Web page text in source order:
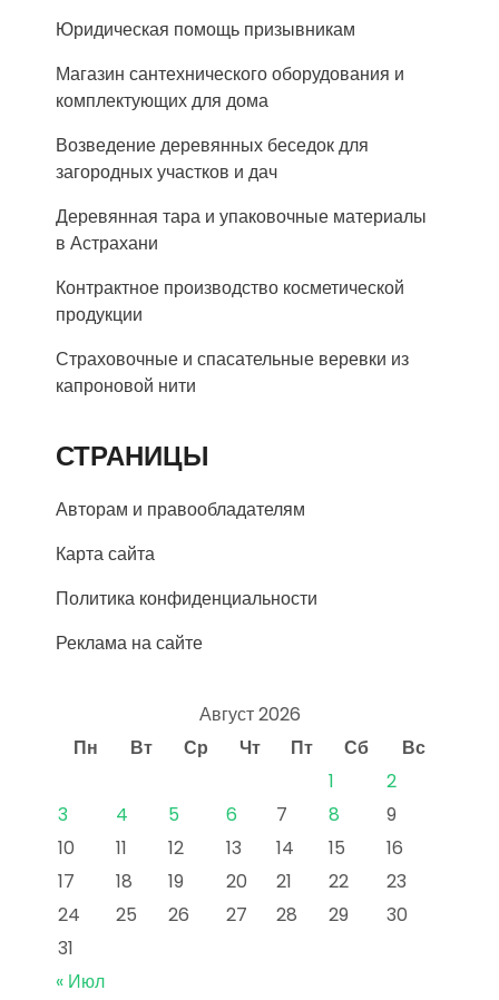
Юридическая помощь призывникам
Магазин сантехнического оборудования и
комплектующих для дома
Возведение деревянных беседок для
загородных участков и дач
Деревянная тара и упаковочные материалы
в Астрахани
Контрактное производство косметической
продукции
Страховочные и спасательные веревки из
капроновой нити
СТРАНИЦЫ
Авторам и правообладателям
Карта сайта
Политика конфиденциальности
Реклама на сайте
Август 2026
Пн
Вт Ср Чт Пт Сб
Вс
1
2
3
4 5 6 7 8
9
10
11 12 13 14 15
16
17
18 19 20 21 22
23
24
25 26 27 28 29
30
31
« Июл